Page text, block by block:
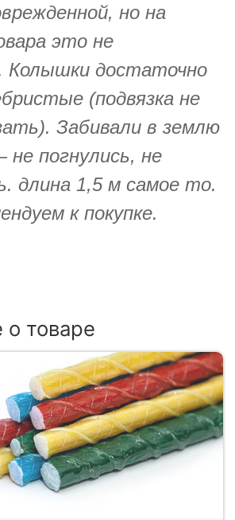
но на
это не
Колышки достаточно
(подвязка не
Забивали в землю
погнулись, не
длина 1,5 м самое то.
к покупке.
товаре